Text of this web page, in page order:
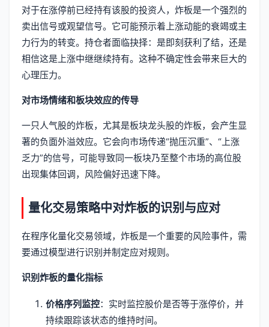
对于在涨停前已经持有该股的投资人，炸板是一个强烈的
卖出信号或观望信号。它可能预示着上涨动能的衰竭或主
力行为的转变。持仓者面临抉择：是即刻获利了结，还是
相信这是上涨中继继续持有。这种不确定性会带来巨大的
心理压力。
对市场情绪和板块效应的传导
一只人气股的炸板，尤其是板块龙头股的炸板，会产生显
著的负面外溢效应。它会向市场传递“抛压沉重”、“上涨
乏力”的信号，可能导致同一板块乃至整个市场的高位股
出现集体回调，风险偏好迅速下降。
量化交易策略中对炸板的识别与应对
在程序化量化交易领域，炸板是一个重要的风险事件，需
要通过模型进行识别并制定应对规则。
识别炸板的量化指标
价格序列监控：实时监控股价是否等于涨停价，并
持续跟踪该状态的维持时间。